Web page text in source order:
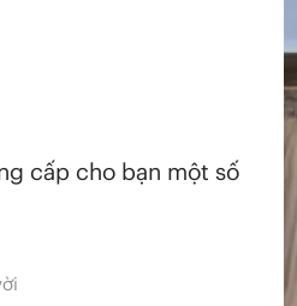
cấp cho bạn một số